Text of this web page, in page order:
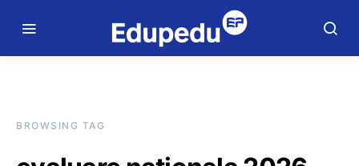
BROWSING TAG